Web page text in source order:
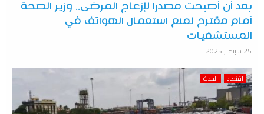
بعد أن أصبحت مصدرا لإزعاج المرضى.. وزير الصحة
أمام مقترح لمنع استعمال الهواتف في
المستشفيات
25 سبتمبر 2025
اقتصاد الحدث